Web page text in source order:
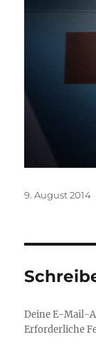
Veröffentlicht
9. August 2014
Deine E-Mail-
Erforderliche